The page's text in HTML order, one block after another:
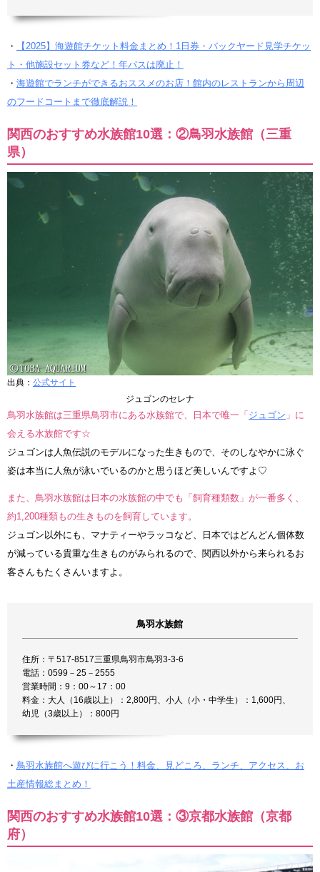
・
【2025】海遊館チケット料金まとめ！1日券・バックヤード見学チケッ
ト・他施設セット券など！年パスは廃止！
・ 海遊館でランチができるおススメのお店！館内のレストランから周辺
のフードコートまで徹底解説！
関西のおすすめ水族館10選：②鳥羽水族館（三重
県）
出典： 公式サイト
ジュゴンのセレナ
鳥羽水族館は三重県鳥羽市にある水族館で、日本で唯一「 ジュゴン 」に
会える水族館です☆
ジュゴンは人魚伝説のモデルになった生きもので、そのしなやかに泳ぐ
姿は本当に人魚が泳いでいるのかと思うほど美しいんですよ♡
また、鳥羽水族館は日本の水族館の中でも「飼育種類数」が一番多く、
約1,200種類もの生きものを飼育しています。
ジュゴン以外にも、マナティーやラッコなど、日本ではどんどん個体数
が減っている貴重な生きものがみられるので、関西以外から来られるお
客さんもたくさんいますよ。
鳥羽水族館
住所：〒517-8517三重県鳥羽市鳥羽3-3-6
電話：0599－25－2555
営業時間：9：00～17：00
料金：大人（16歳以上）：2,800円、小人（小・中学生）：1,600円、
幼児（3歳以上）：800円
・ 鳥羽水族館へ遊びに行こう！料金、見どころ、ランチ、アクセス、お
土産情報総まとめ！
関西のおすすめ水族館10選：③京都水族館（京都
府）